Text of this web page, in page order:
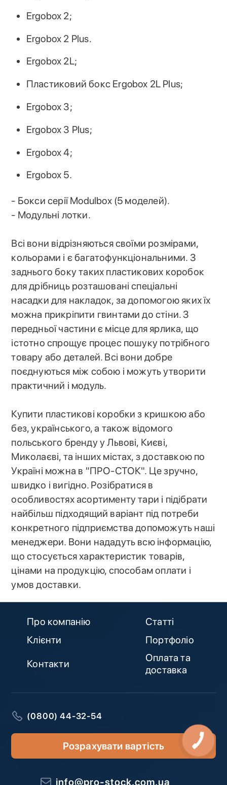
Ergobox 2;
Ergobox 2 Plus.
Ergobox 2L;
Пластиковий бокс Ergobox 2L Plus;
Ergobox 3;
Ergobox 3 Plus;
Ergobox 4;
Ergobox 5.
- Бокси серії Modulbox (5 моделей).
- Модульні лотки.
Всі вони відрізняються своїми розмірами,
кольорами і є багатофункціональними. З
заднього боку таких пластикових коробок
для дрібниць розташовані спеціальні
насадки для накладок, за допомогою яких їх
можна прикріпити гвинтами до стіни. З
передньої частини є місце для ярлика, що
істотно спрощує процес пошуку потрібного
товару або деталей. Всі вони добре
поєднуються між собою і можуть утворити
практичний і модуль.
Купити пластикові коробки з кришкою або
без, українського, а також відомого
польського бренду у Львові, Києві,
Миколаєві, та інших містах, з доставкою по
Україні можна в "ПРО-СТОК". Це зручно,
швидко і вигідно. Розібратися в
особливостях асортименту тари і підібрати
найбільш підходящий варіант під потреби
конкретного підприємства допоможуть наші
менеджери. Вони нададуть всю інформацію,
що стосується характеристик товарів,
цінами на продукцію, способам оплати і
умов доставки.
Про компанію
Статті
Клієнти
Портфоліо
Контакти
Оплата та
доставка
(0800) 44-32-54
Розрахувати вартість
info@pro-stock.com.ua